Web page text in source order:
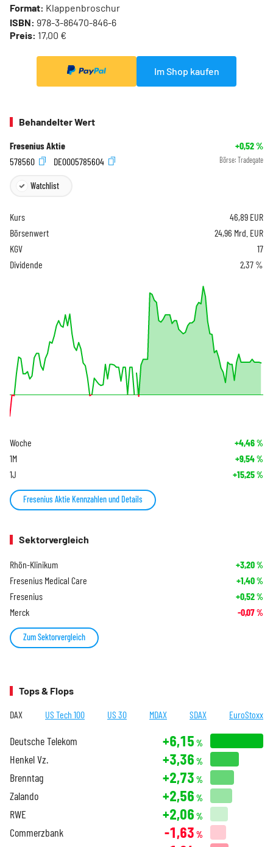
Format: Klappenbroschur
ISBN: 978-3-86470-846-6
Preis: 17,00 €
Im Shop kaufen
Behandelter Wert
Fresenius Aktie +0,52%
578560
DE0005785604 Börse: Tradegate
Watchlist
Kurs 46,89 EUR
Börsenwert
24,96 Mrd. EUR
KGV
17
Dividende
2,37 %
Woche +4,46%
1M +9,54%
1J +15,25%
Fresenius Aktie Kennzahlen und Details
Sektorvergleich
Rhön-Klinikum +3,20%
Fresenius Medical Care +1,40%
Fresenius +0,52%
Merck -0,07%
Zum Sektorvergleich
Tops & Flops
DAX US Tech 100 US 30 MDAX SDAX EuroStoxx
Deutsche Telekom +6,15 %
Henkel Vz. +3,36 %
Brenntag +2,73 %
Zalando +2,56 %
RWE +2,06 %
Commerzbank -1,63 %